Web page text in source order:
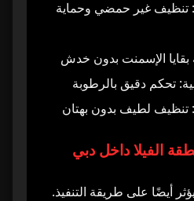
تنظيف غير حمضي وحماية
بقايا الإسمنت بدون خدش
تحكم دقيق بالرطوبة
تنظيف لطيف بدون بهتان
الفيلا داخل دبي
أيضًا على طريقة التنفيذ.